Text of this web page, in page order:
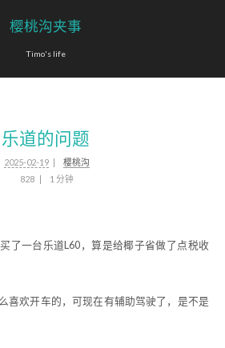
樱桃沟夹事
Timo's life
乐道的问题
2025-02-19
樱桃沟
828
1 分钟
了一台乐道L60，算是给椰子省做了点税收
喜欢开车的，可现在有辅助驾驶了，是不是